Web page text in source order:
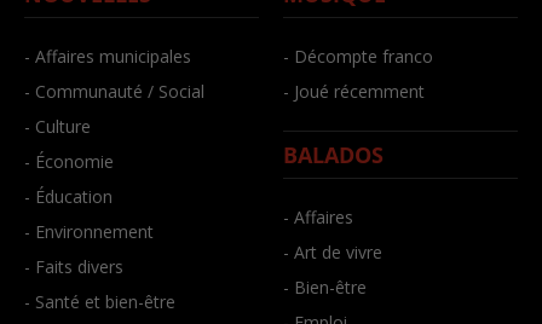
- Affaires municipales
- Communauté / Social
- Culture
- Économie
- Éducation
- Environnement
- Faits divers
- Santé et bien-être
- Décompte franco
- Joué récemment
BALADOS
- Affaires
- Art de vivre
- Bien-être